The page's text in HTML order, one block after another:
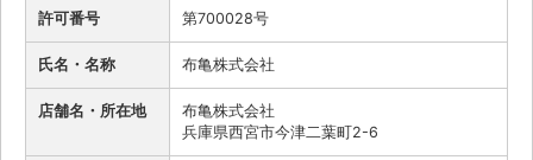
許可番号 第700028号
氏名・名称 布亀株式会社
店舗名・所在地
布亀株式会社
兵庫県西宮市今津二葉町2-6